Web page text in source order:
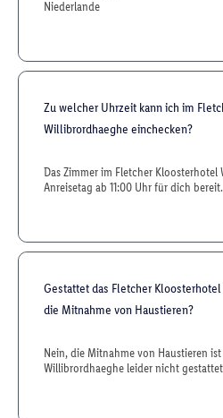
Niederlande
Zu welcher Uhrzeit kann ich im
Willibrordhaeghe einchecken?
Das Zimmer im Fletcher
Anreisetag ab 11:00 Uhr für dich bereit.
Gestattet das Fletcher
die Mitnahme von Haustieren?
Nein, die Mitnahme von Haustieren
Willibrordhaeghe leider nicht